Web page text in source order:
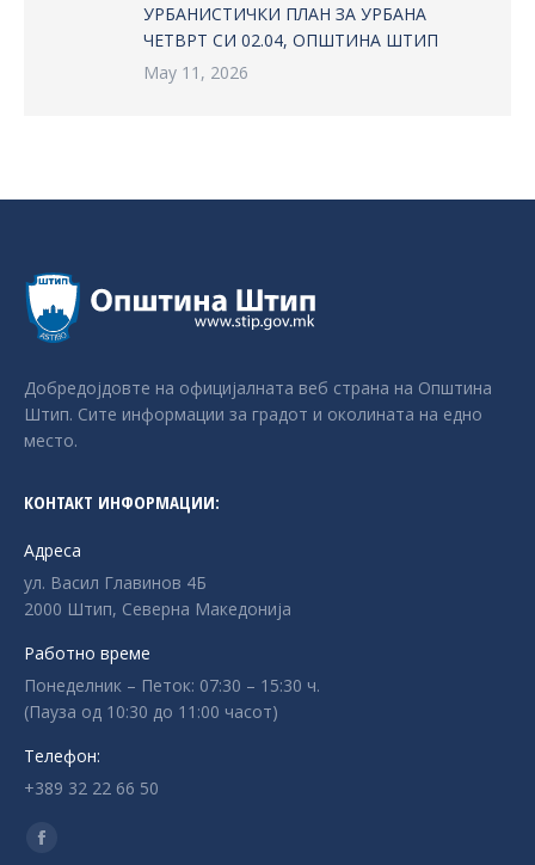
УРБАНИСТИЧКИ ПЛАН ЗА УРБАНА
ЧЕТВРТ СИ 02.04, ОПШТИНА ШТИП
May 11, 2026
Добредојдовте на официјалната веб страна на Општина
Штип. Сите информации за градот и околината на едно
место.
КОНТАКТ ИНФОРМАЦИИ:
Адреса
ул. Васил Главинов 4Б
2000 Штип, Северна Македонија
Работно време
Понеделник – Петок: 07:30 – 15:30 ч.
(Пауза од 10:30 до 11:00 часот)
Телефон:
+389 32 22 66 50
Find us on:
Facebook